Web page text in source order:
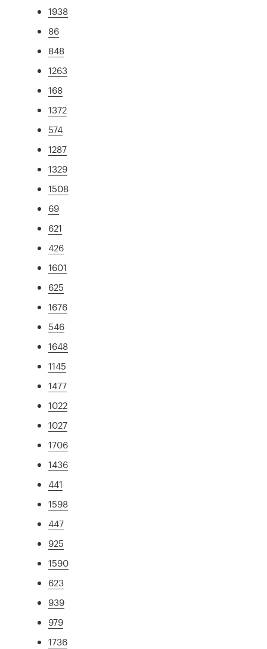
1938
86
848
1263
168
1372
574
1287
1329
1508
69
621
426
1601
625
1676
546
1648
1145
1477
1022
1027
1706
1436
441
1598
447
925
1590
623
939
979
1736